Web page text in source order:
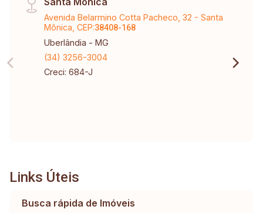
Avenida Belarmino Cotta Pacheco, 32 - Santa
Mônica, CEP:38408-168
Uberlândia - MG
(34) 3256-3004
Creci: 684-J
Links Úteis
Busca rápida de Imóveis